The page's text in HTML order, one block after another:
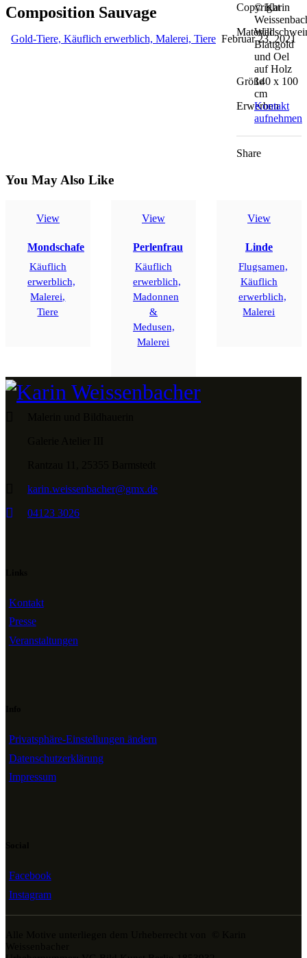
Composition Sauvage
Gold-Tiere, Käuflich erwerblich, Malerei, Tiere Februar 23, 2021
Copyright
© Karin
Material
Blattgold
und Oel
auf Holz
Größe140 x 100
cm
Erwerben
Kontakt
aufnehmen
Share
You May Also Like
View
Mondschafe
Käuflich
erwerblich,
Malerei,
Tiere
View
Perlenfrau
Käuflich
erwerblich,
Madonnen
&
Medusen,
Malerei
View
Linde
Flugsamen,
Käuflich
erwerblich,
Malerei
karin.weissenbacher@gmx.de
04123 3026
Kontakt
Presse
Veranstaltungen
Privatsphäre-Einstellungen ändern
Datenschutzerklärung
Impressum
Facebook
Instagram